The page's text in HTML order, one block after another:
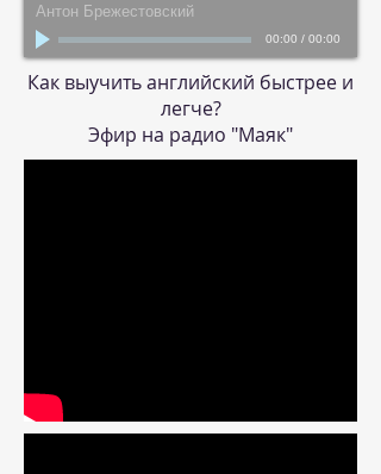
Антон Брежестовский
00:00 / 00:00
Как выучить английский быстрее и
легче?
Эфир на радио "Маяк"